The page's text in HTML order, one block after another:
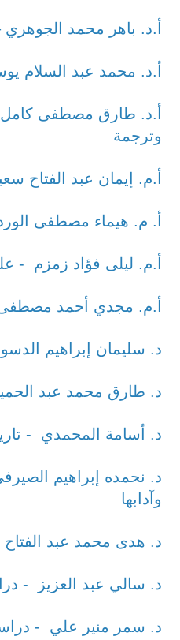
أ.د. باهر محمد
أ.د. محمد عبد السلام
أ.د. طارق مصطفى كامل
وترجمة
أ.م. إيمان عبد الفتاح
أ. م. هيماء مصطفى
أ.م. ليلى فؤاد زمزم - علم
أ.م. مجدي أحمد مصطفى
د. سليمان إبراهيم
د. طارق محمد عبد
د. أسامة المحمدي -
د. نحمده إبراهيم
وآدابها
د. هدى محمد عبد
د. سالي عبد العزيز -
د. سمر منير علي -